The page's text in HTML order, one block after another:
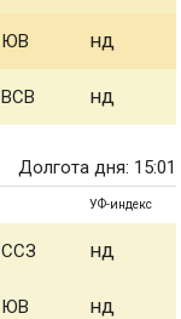
ЮВ нд
ВСВ нд
Долгота дня: 15:01
УФ-индекс
ССЗ нд
ЮВ нд